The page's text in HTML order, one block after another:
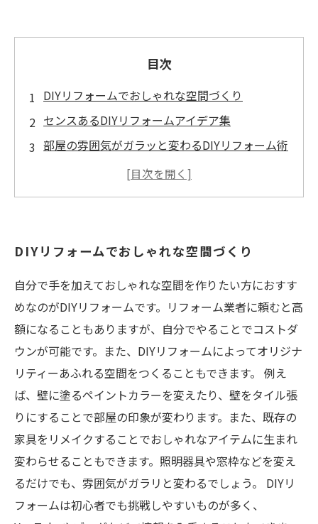
目次
DIYリフォームでおしゃれな空間づくり
センスあるDIYリフォームアイデア集
部屋の雰囲気がガラッと変わるDIYリフォーム術
簡単！DIYリフォームで憧れのおしゃれインテリ
DIYリフォームでおしゃれな空間づくり
自分で手を加えておしゃれな空間を作りたい方におすす
めなのがDIYリフォームです。リフォーム業者に頼むと高
額になることもありますが、自分でやることでコストダ
ウンが可能です。また、DIYリフォームによってオリジナ
リティーあふれる空間をつくることもできます。 例え
ば、壁に塗るペイントカラーを変えたり、壁をタイル張
りにすることで部屋の印象が変わります。また、既存の
家具をリメイクすることでおしゃれなアイテムに生まれ
変わらせることもできます。照明器具や窓枠などを変え
るだけでも、雰囲気がガラリと変わるでしょう。 DIYリ
フォームは初心者でも挑戦しやすいものが多く、